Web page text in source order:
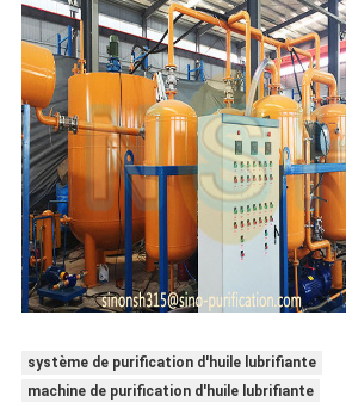
système de purification d'huile lubrifiante
machine de purification d'huile lubrifiante